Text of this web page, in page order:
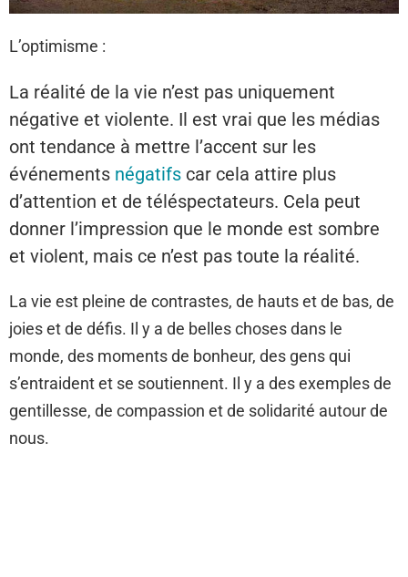
L’optimisme :
La réalité de la vie n’est pas uniquement
négative et violente. Il est vrai que les médias
ont tendance à mettre l’accent sur les
événements négatifs car cela attire plus
d’attention et de téléspectateurs. Cela peut
donner l’impression que le monde est sombre
et violent, mais ce n’est pas toute la réalité.
La vie est pleine de contrastes, de hauts et de bas, de
joies et de défis. Il y a de belles choses dans le
monde, des moments de bonheur, des gens qui
s’entraident et se soutiennent. Il y a des exemples de
gentillesse, de compassion et de solidarité autour de
nous.